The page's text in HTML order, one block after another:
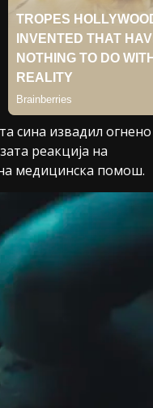
сина извадил огнено
реакција на
медицинска помош.